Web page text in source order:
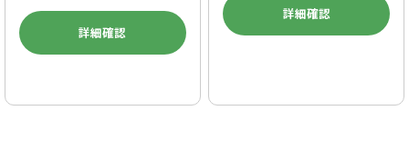
詳細確認
詳細確認